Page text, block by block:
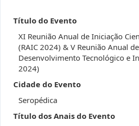
Título do Evento
XI Reunião Anual de Iniciação
(RAIC 2024) & V Reunião Anual
Desenvolvimento Tecnológico e
2024)
Cidade do Evento
Seropédica
Título dos Anais do Evento